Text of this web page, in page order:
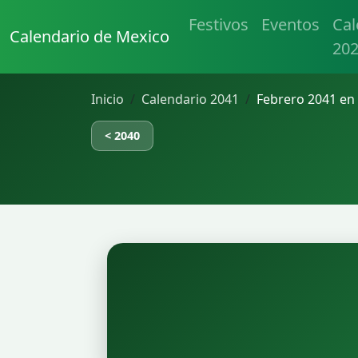
Calendario de Mexico
Festivos Eventos
Inicio Calendario 2041 Febrero 2041
< 2040